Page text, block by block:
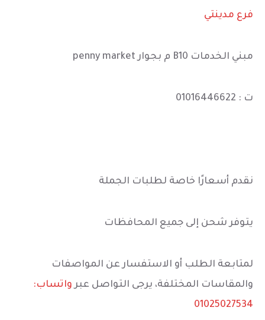
فرع مدينتي
مبني الخدمات B10 م بجوار penny market
ت : 01016446622
نقدم أسعارًا خاصة لطلبات الجملة
يتوفر شحن إلى جميع المحافظات
لمتابعة الطلب أو الاستفسار عن المواصفات
والمقاسات المختلفة، يرجى التواصل عبرواتساب:
01025027534